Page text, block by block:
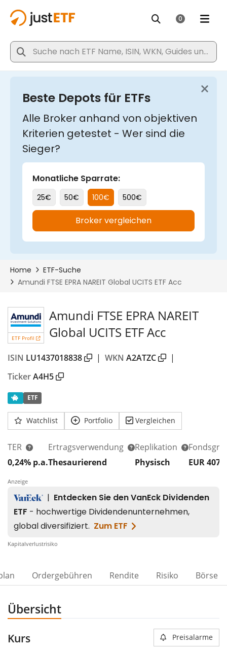
ETF Profil
Amundi FTSE EPRA NAREIT
Global UCITS ETF Acc
ISIN LU1437018838 | WKN A2ATZC
|
TickerA4H5
ETF
Watchlist Portfolio Vergleichen
TER
0,24% p.a.
Ertragsverwendung
Thesaurierend
Replikation
Physisch
EUR 407
Anzeige
Kapitalverlustrisiko
Ordergebühren Rendite Risiko Börse
Übersicht
Kurs Preisalarme